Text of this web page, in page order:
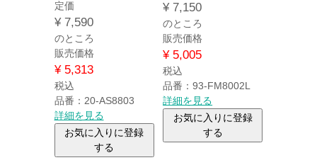
定価
¥ 7,590
のところ
販売価格
¥ 5,313
税込
品番：20-AS8803
詳細を見る
お気に入りに登録
する
¥ 7,150
のところ
販売価格
¥ 5,005
税込
品番：93-FM8002L
詳細を見る
お気に入りに登録
する